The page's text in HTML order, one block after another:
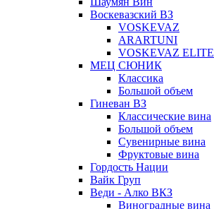
Воскевазский ВЗ
VOSKEVAZ
ARARTUNI
VOSKEVAZ ELITE
МЕЦ СЮНИК
Классика
Большой объем
Гиневан ВЗ
Классические вина
Большой объем
Сувенирные вина
Фруктовые вина
Гордость Нации
Вайк Груп
Веди - Алко ВКЗ
Виноградные вина